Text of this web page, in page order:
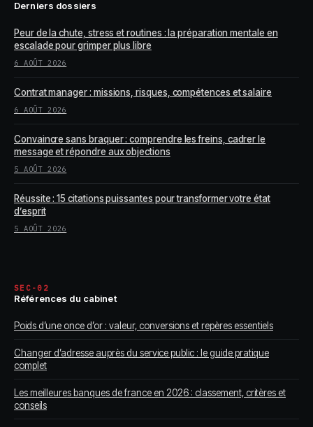
Derniers dossiers
Peur de la chute, stress et routines : la préparation mentale en
escalade pour grimper plus libre
6 AOÛT 2026
Contrat manager : missions, risques, compétences et salaire
6 AOÛT 2026
Convaincre sans braquer : comprendre les freins, cadrer le
message et répondre aux objections
5 AOÛT 2026
Réussite : 15 citations puissantes pour transformer votre état
d’esprit
5 AOÛT 2026
SEC-02
Références du cabinet
Poids d’une once d’or : valeur, conversions et repères essentiels
Changer d’adresse auprès du service public : le guide pratique
complet
Les meilleures banques de france en 2026 : classement, critères et
conseils